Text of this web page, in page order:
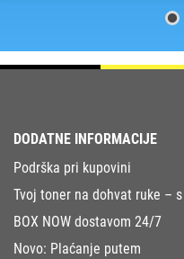
DODATNE INFORMACIJE
Podrška pri kupovini
Tvoj toner na dohvat ruke – s
BOX NOW dostavom 24/7
Novo: Plaćanje putem